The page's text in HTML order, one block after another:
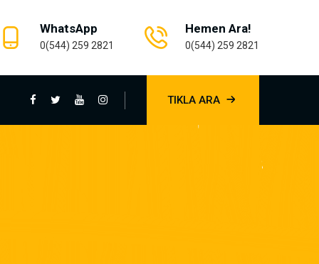
WhatsApp
0(544) 259 2821
Hemen Ara!
0(544) 259 2821
TIKLA ARA